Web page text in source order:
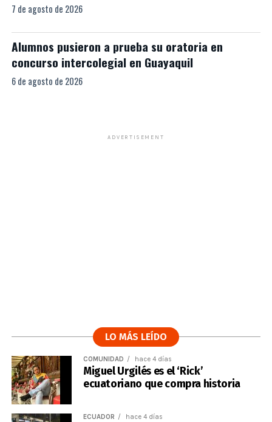
7 de agosto de 2026
Alumnos pusieron a prueba su oratoria en
concurso intercolegial en Guayaquil
6 de agosto de 2026
ADVERTISEMENT
LO MÁS LEÍDO
COMUNIDAD hace 4 días
Miguel Urgilés es el ‘Rick’
ecuatoriano que compra historia
ECUADOR hace 4 días